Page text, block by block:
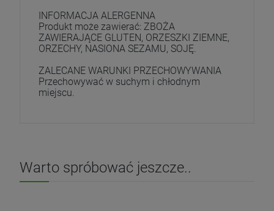
INFORMACJA ALERGENNA
Produkt może zawierać: ZBOŻA
ZAWIERAJĄCE GLUTEN, ORZESZKI ZIEMNE,
ORZECHY, NASIONA SEZAMU, SOJĘ.
ZALECANE WARUNKI PRZECHOWYWANIA
Przechowywać w suchym i chłodnym
miejscu.
Warto spróbować jeszcze..